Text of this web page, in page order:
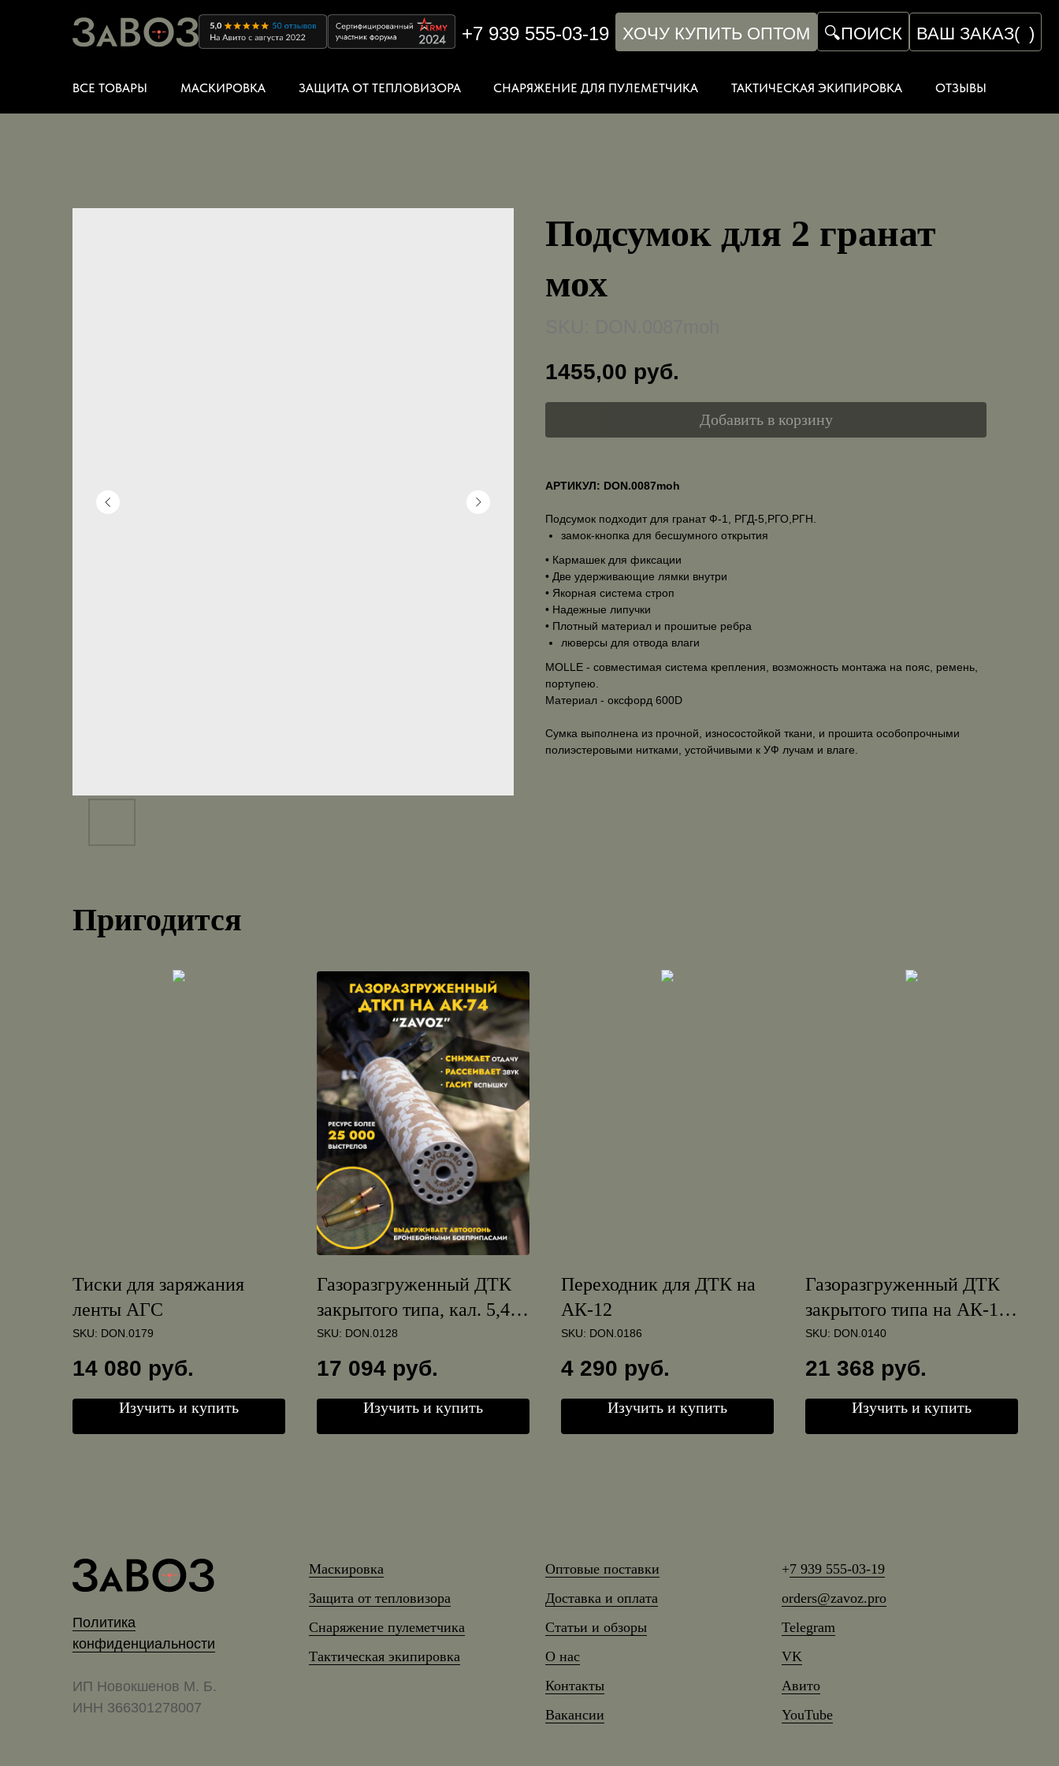
+7 939 555-03-19 ХОЧУ КУПИТЬ ОПТОМ 🔍ПОИСК ВАШ ЗАКАЗ( )
ВСЕ ТОВАРЫ МАСКИРОВКА ЗАЩИТА ОТ ТЕПЛОВИЗОРА СНАРЯЖЕНИЕ ДЛЯ ПУЛЕМЕТЧИКА ТАКТИЧЕСКАЯ ЭКИПИРОВКА ОТЗЫВЫ
Подсумок для 2 гранат
мох
1455,00 руб.
Добавить в корзину
АРТИКУЛ: DON.0087moh
Подсумок подходит для гранат Ф-1, РГД-5,РГО,РГН.
замок-кнопка для бесшумного открытия
• Кармашек для фиксации
• Две удерживающие лямки внутри
• Якорная система строп
• Надежные липучки
• Плотный материал и прошитые ребра
люверсы для отвода влаги
MOLLE - совместимая система крепления, возможность монтажа на пояс, ремень,
портупею.
Материал - оксфорд 600D
Сумка выполнена из прочной, износостойкой ткани, и прошита особопрочными
полиэстеровыми нитками, устойчивыми к УФ лучам и влаге.
Пригодится
Тиски для заряжания
ленты АГС
SKU: DON.0179
14 080 руб.
Изучить и купить
Газоразгруженный ДТК
закрытого типа, кал. 5,45
/24*1.5
SKU: DON.0128
17 094 руб.
Изучить и купить
Переходник для ДТК на
АК-12
SKU: DON.0186
4 290 руб.
Изучить и купить
Газоразгруженный ДТК
закрытого типа на АК-12
и АК-74
SKU: DON.0140
21 368 руб.
Изучить и купить
Политика
конфиденциальности
ИП Новокшенов М. Б.
ИНН 366301278007
Маскировка
Защита от тепловизора
Снаряжение пулеметчика
Тактическая экипировка
Оптовые поставки
Доставка и оплата
Статьи и обзоры
О нас
Контакты
Вакансии
+7 939 555-03-19
orders@zavoz.pro
Telegram
VK
Авито
YouTube